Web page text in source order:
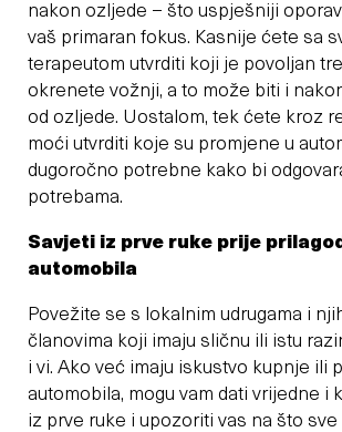
nakon ozljede – što uspješniji
vaš primaran fokus. Kasnije ćete sa
terapeutom utvrditi koji je povoljan
okrenete vožnji, a to može biti i
od ozljede. Uostalom, tek ćete kroz
moći utvrditi koje su promjene u
dugoročno potrebne kako bi
potrebama.
Savjeti iz prve ruke prije
automobila
Povežite se s lokalnim udrugama i
članovima koji imaju sličnu ili istu
i vi. Ako već imaju iskustvo kupnje ili
automobila, mogu vam dati vrijedne i
iz prve ruke i upozoriti vas na što sve